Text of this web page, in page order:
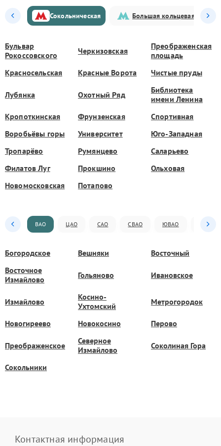
Сокольническая Большая кольцевая
Бульвар
Рокоссовского
Черкизовская
Преображенская
площадь
Красносельская
Красные Ворота Чистые пруды
Лубянка Охотный Ряд
Библиотека
имени Ленина
Кропоткинская
Фрунзенская
Спортивная
Воробьёвы горы
Университет
Юго-Западная
Тропарёво
Румянцево
Саларьево
Филатов Луг
Прокшино
Ольховая
Новомосковская
Потапово
ВАО ЦАО САО СВАО ЮВАО ЮАО
Богородское Вешняки
Восточный
Восточное
Измайлово
Гольяново Ивановское
Измайлово
Косино-
Ухтомский
Метрогородок
Новогиреево Новокосино Перово
Преображенское
Северное
Измайлово
Соколиная Гора
Сокольники
Контактная информация